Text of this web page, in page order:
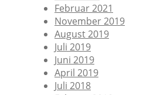
Februar 2021
November 2019
August 2019
Juli 2019
Juni 2019
April 2019
Juli 2018